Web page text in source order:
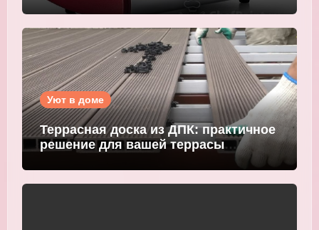
Уют в доме
Террасная доска из ДПК: практичное
решение для вашей террасы